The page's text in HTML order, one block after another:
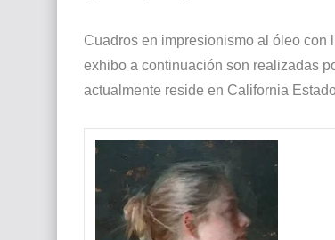
El mundo del arte en pintura
Cuadros en impresionismo al óleo con
exhibo a continuación son realizadas
actualmente reside en California